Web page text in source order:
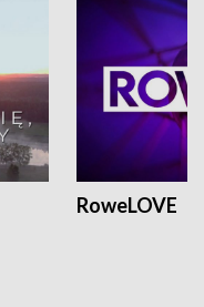
RoweLOVE